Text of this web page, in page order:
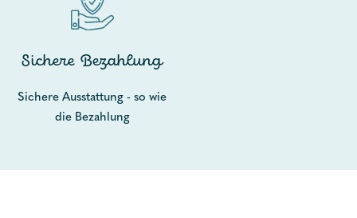
Sichere Bezahlung
Sichere Ausstattung - so wie
die Bezahlung